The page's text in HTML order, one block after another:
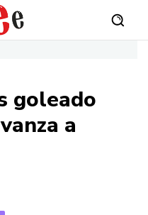
goleado
a